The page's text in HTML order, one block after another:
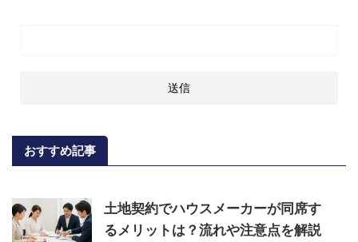
おすすめ記事
土地契約でハウスメーカーが同席す
るメリットは？流れや注意点を解説